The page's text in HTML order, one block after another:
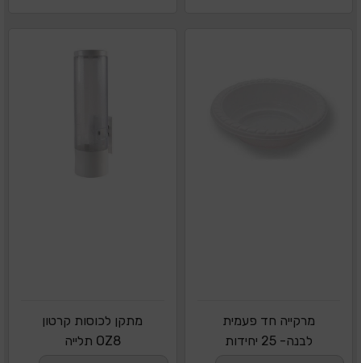
מרקייה חד פעמית
לבנה- 25 יחידות
מתקן לכוסות קרטון
OZ8 תלייה